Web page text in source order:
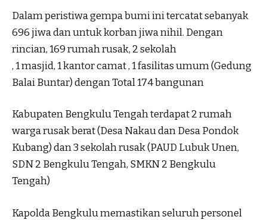
Dalam peristiwa gempa bumi ini tercatat sebanyak
696 jiwa dan untuk korban jiwa nihil. Dengan
rincian, 169 rumah rusak, 2 sekolah
, 1 masjid, 1 kantor camat , 1 fasilitas umum (Gedung
Balai Buntar) dengan Total 174 bangunan
Kabupaten Bengkulu Tengah terdapat 2 rumah
warga rusak berat (Desa Nakau dan Desa Pondok
Kubang) dan 3 sekolah rusak (PAUD Lubuk Unen,
SDN 2 Bengkulu Tengah, SMKN 2 Bengkulu
Tengah)
Kapolda Bengkulu memastikan seluruh personel